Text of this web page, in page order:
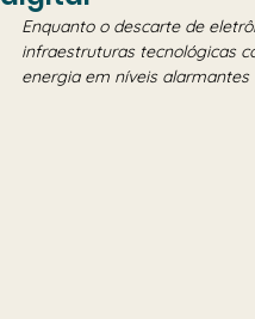
Enquanto o descarte de
infraestruturas tecnológicas
energia em níveis alarmantes